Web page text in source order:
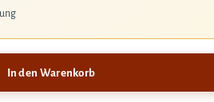
In den Warenkorb